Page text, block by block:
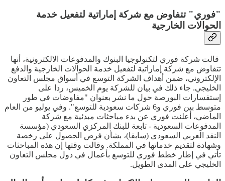
"فوري" تتفاوض مع شركة إماراتية لتفعيل خدمة
الحوالات الخارجية
قالت شركة فوري لتكنولوجيا البنوك والمدفوعات الالكترونية، أنها
تتفاوض مع شركة إماراتية لتفعيل خدمة الحوالات الخارجية والدفع
الإلكتروني، ضمن أهداف الشركة التوسع في أسواق مجلس التعاون
الخليجي. جاء ذلك في بيان للشركة يوم الخميس، ردا على
إستفسارات البورصة حول ما نشر بعنوان "مفاوضات في طور
متوسط بين فوري و6 شركات سعودية للتوسع". وفي يوليو من العام
الماضي، أعلنت فوري عن بدء مباحثات مبدئية مع شركة
المدفوعات السعودية - تابعة للبنك المركزي السعودي (مؤسسة
النقد العربي السعودي (سابقا)، بشأن فرص الحصول على رخصة
وشهادة لتقديم خدماتها في المملكة. وقالت وقتها إن هذه المباحثات
تأتي في إطار خطط فوري للتوسع بأعمال في دول مجلس التعاون
الخليجي على المدى الطويل.